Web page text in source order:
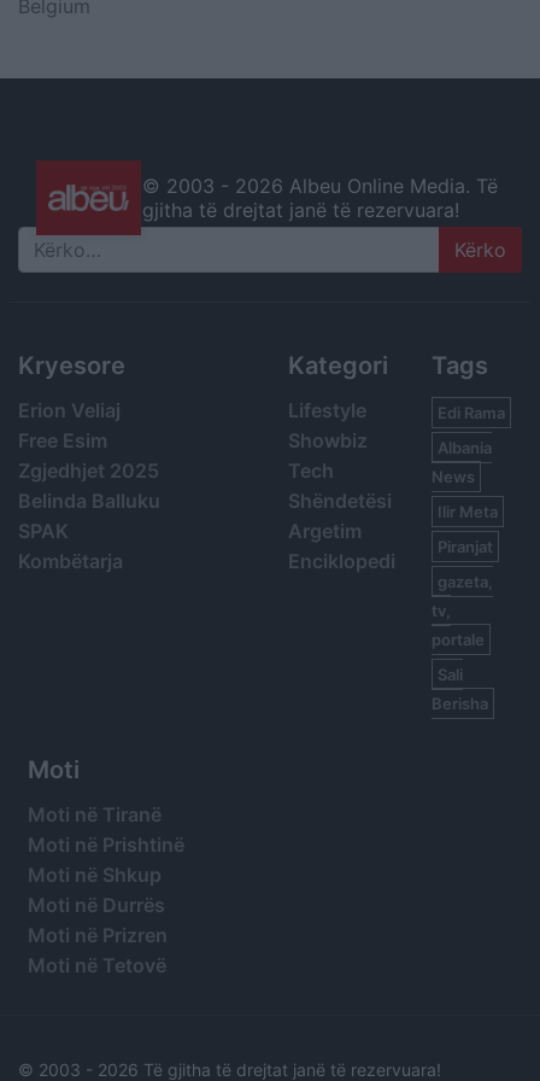
Belgium
© 2003 - 2026 Albeu Online Media. Të
gjitha të drejtat janë të rezervuara!
Search
Kryesore
Erion Veliaj
Free Esim
Zgjedhjet 2025
Belinda Balluku
SPAK
Kombëtarja
Kategori
Lifestyle
Showbiz
Tech
Shëndetësi
Argetim
Enciklopedi
Tags
Edi Rama
Albania
News
Ilir Meta
Piranjat
gazeta,
tv,
portale
Sali
Berisha
Moti
Moti në Tiranë
Moti në Prishtinë
Moti në Shkup
Moti në Durrës
Moti në Prizren
Moti në Tetovë
© 2003 - 2026 Të gjitha të drejtat janë të rezervuara!